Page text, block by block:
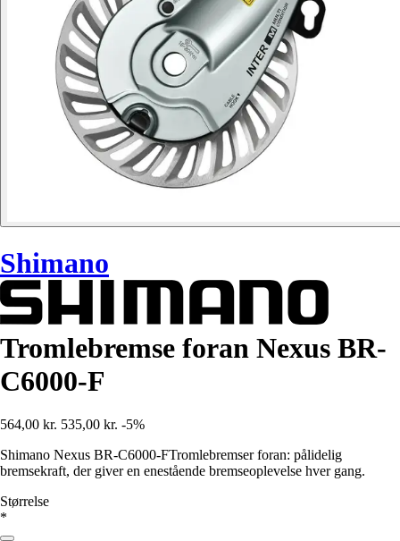
Shimano
Tromlebremse foran Nexus BR-
C6000-F
564,00 kr. 535,00 kr. -5%
Shimano Nexus BR-C6000-FTromlebremser foran: pålidelig
bremsekraft, der giver en enestående bremseoplevelse hver gang.
Størrelse
*